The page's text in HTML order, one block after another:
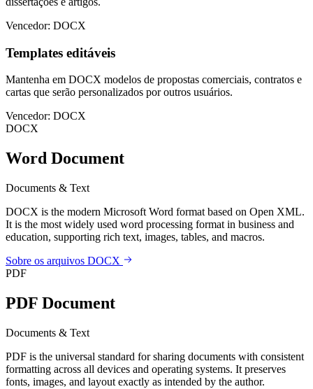
Vencedor: DOCX
Templates editáveis
Mantenha em DOCX modelos de propostas comerciais, contratos e
cartas que serão personalizados por outros usuários.
Vencedor: DOCX
DOCX
Word Document
Documents & Text
DOCX is the modern Microsoft Word format based on Open XML.
It is the most widely used word processing format in business and
education, supporting rich text, images, tables, and macros.
Sobre os arquivos DOCX
PDF
PDF Document
Documents & Text
PDF is the universal standard for sharing documents with consistent
formatting across all devices and operating systems. It preserves
fonts, images, and layout exactly as intended by the author.